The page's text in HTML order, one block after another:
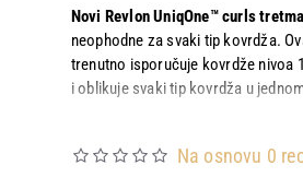
Novi Revlon UniqOne™ curls
neophodne za svaki tip kovrdža.
trenutno isporučuje kovrdže nivoa
i oblikuje svaki tip kovrdža u
1. Duboko hrani i popravlja
Na osnovu 0